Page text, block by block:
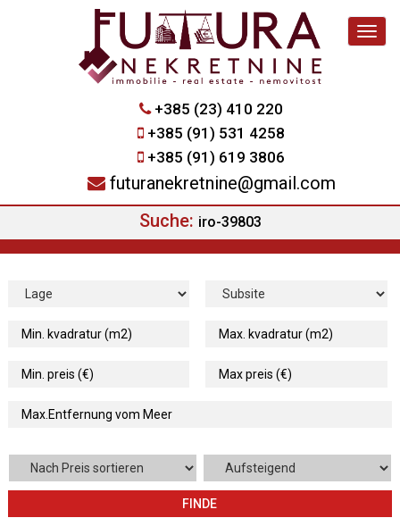
+385 (23) 410 220
+385 (91) 531 4258
+385 (91) 619 3806
futuranekretnine@gmail.com
Suche: iro-39803
FINDE